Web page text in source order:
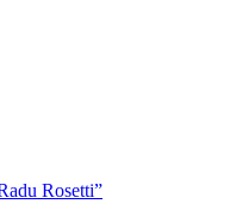
Rosetti”